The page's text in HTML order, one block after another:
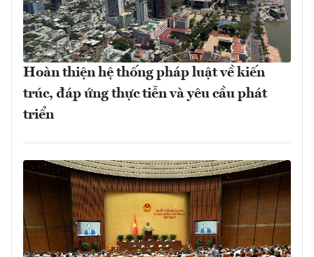
Hoàn thiện hệ thống pháp luật về kiến
trúc, đáp ứng thực tiễn và yêu cầu phát
triển